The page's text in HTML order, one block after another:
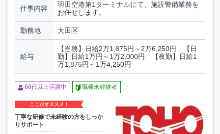
仕事内容
羽田空港第1ターミナルにて、施設警備業務を
お任せします。
勤務地 大田区
給与
【当務】日給2万1,875円～2万6,250円 【日
勤】日給1万円～1万2,000円 【夜勤】日給1
万1,875円～1万4,250円
60代以上活躍中 職種未経験者
ここがオススメ！
丁寧な研修で未経験の方をしっか
りサポート